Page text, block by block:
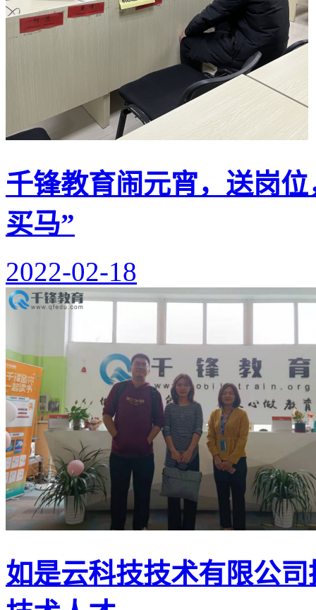
千锋教育闹元宵，送岗
买马”
2022-02-18
如是云科技技术有限公